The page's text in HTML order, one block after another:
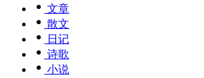
文章
散文
日记
诗歌
小说